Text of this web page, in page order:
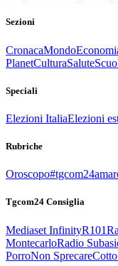
Sezioni
CronacaMondo
PlanetCulturaSalute
Speciali
Elezioni ItaliaElezioni
Rubriche
Oroscopo
Tgcom24 Consiglia
Mediaset InfinityR101
MontecarloRadio
PorroNon Sprecare